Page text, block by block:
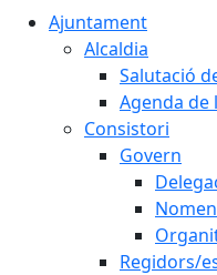
Ajuntament
Alcaldia
Salutació
Agenda de
Consistori
Govern
Regidors/